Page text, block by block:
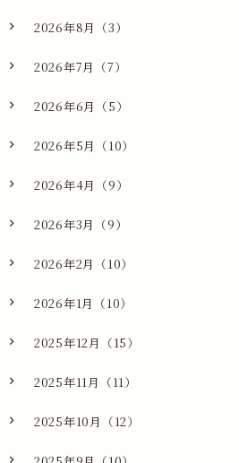
2026年8月（3）
2026年7月（7）
2026年6月（5）
2026年5月（10）
2026年4月（9）
2026年3月（9）
2026年2月（10）
2026年1月（10）
2025年12月（15）
2025年11月（11）
2025年10月（12）